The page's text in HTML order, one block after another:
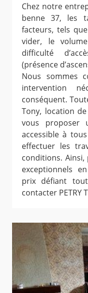
Chez notre
benne 37, les
facteurs, tels
vider, le
difficulté
(présence
Nous sommes
intervention
conséquent.
Tony, location
vous proposer
accessible à
effectuer les
conditions.
exceptionnels
prix défiant
contacter PETRY